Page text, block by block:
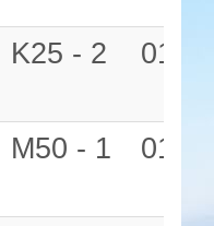
K25 - 2
M50 - 1